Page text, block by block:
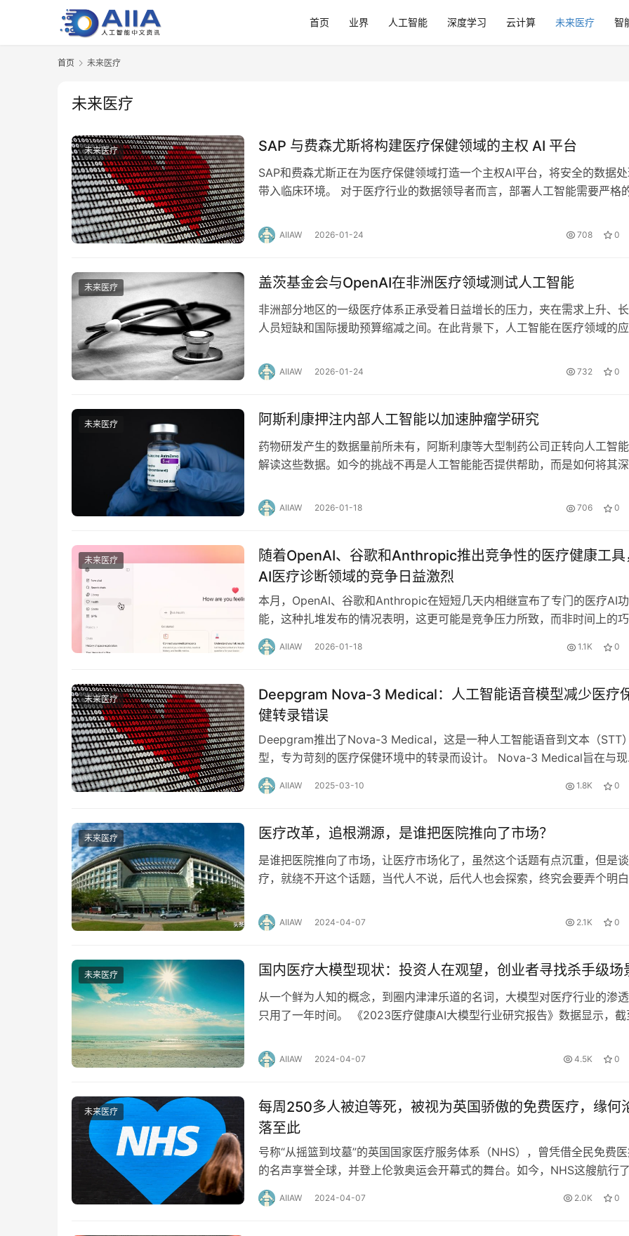
首页 业界 人工智能 深度学习 云计算 未来医疗 智
首页 未来医疗
未来医疗
未来医疗 SAP 与费森尤斯将构建医疗保健领域的主权 AI 平台
SAP和费森尤斯正在为医疗保健领域打造一个主权AI平台，将安全的数据
带入临床环境。 对于医疗行业的数据领导者而言，部署人工智能需要严格
AIIAW 2026-01-24 708 0
未来医疗 盖茨基金会与OpenAI在非洲医疗领域测试人工智能
非洲部分地区的一级医疗体系正承受着日益增长的压力，夹在需求上升、
人员短缺和国际援助预算缩减之间。在此背景下，人工智能在医疗领域的应
AIIAW 2026-01-24 732 0
未来医疗 阿斯利康押注内部人工智能以加速肿瘤学研究
药物研发产生的数据量前所未有，阿斯利康等大型制药公司正转向人工智
解读这些数据。如今的挑战不再是人工智能能否提供帮助，而是如何将其深
AIIAW 2026-01-18 706 0
未来医疗
随着OpenAI、谷歌和Anthropic推出竞争性的医疗健康工具
AI医疗诊断领域的竞争日益激烈
本月，OpenAI、谷歌和Anthropic在短短几天内相继宣布了专门的医疗AI功
能，这种扎堆发布的情况表明，这更可能是竞争压力所致，而非时间上的巧
合。然而，这些发布的产品均未获得…
AIIAW 2026-01-18 1.1K 0
未来医疗
Deepgram Nova-3 Medical：人工智能语音模型减少医疗
健转录错误
Deepgram推出了Nova-3 Medical，这是一种人工智能语音到文本（STT
型，专为苛刻的医疗保健环境中的转录而设计。 Nova-3 Medical旨在与现
的临床工…
AIIAW 2025-03-10 1.8K 0
未来医疗 医疗改革，追根溯源，是谁把医院推向了市场？
是谁把医院推向了市场，让医疗市场化了，虽然这个话题有点沉重，但是
疗，就绕不开这个话题，当代人不说，后代人也会探索，终究会要弄个明白
AIIAW 2024-04-07 2.1K 0
未来医疗 国内医疗大模型现状：投资人在观望，创业者寻找杀手级场
从一个鲜为人知的概念，到圈内津津乐道的名词，大模型对医疗行业的渗透
只用了一年时间。 《2023医疗健康AI大模型行业研究报告》数据显示，截
AIIAW 2024-04-07 4.5K 0
未来医疗
每周250多人被迫等死，被视为英国骄傲的免费医疗，缘何
落至此
号称“从摇篮到坟墓”的英国国家医疗服务体系（NHS），曾凭借全民免费
的名声享誉全球，并登上伦敦奥运会开幕式的舞台。如今，NHS这艘航行
年的“泰坦尼克”，却难以避开前方若隐…
AIIAW 2024-04-07 2.0K 0